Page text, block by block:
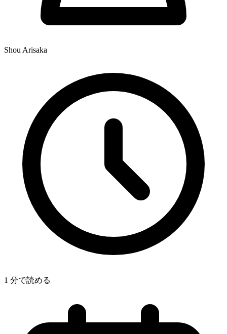
Shou Arisaka
1 分で読める